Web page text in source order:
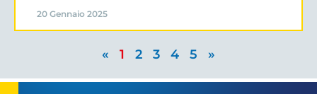
20 Gennaio 2025
« 1 2 3 4 5 »